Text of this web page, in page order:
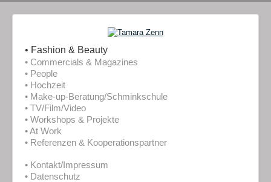
• Fashion & Beauty
• Commercials & Magazines
• People
• Hochzeit
• Make-up-Beratung/Schminkschule
• TV/Film/Video
• Workshops & Projekte
• At Work
• Referenzen & Kooperationspartner
• Kontakt/Impressum
• Datenschutz